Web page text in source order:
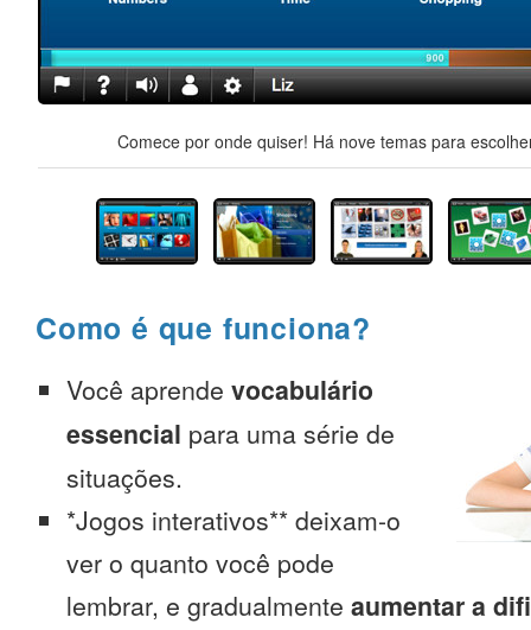
Comece por onde quiser! Há nove temas para
Como é que funciona?
Você aprende vocabulário
essencial para uma série de
situações.
*Jogos interativos** deixam-o
ver o quanto você pode
lembrar, e gradualmente aumentar a